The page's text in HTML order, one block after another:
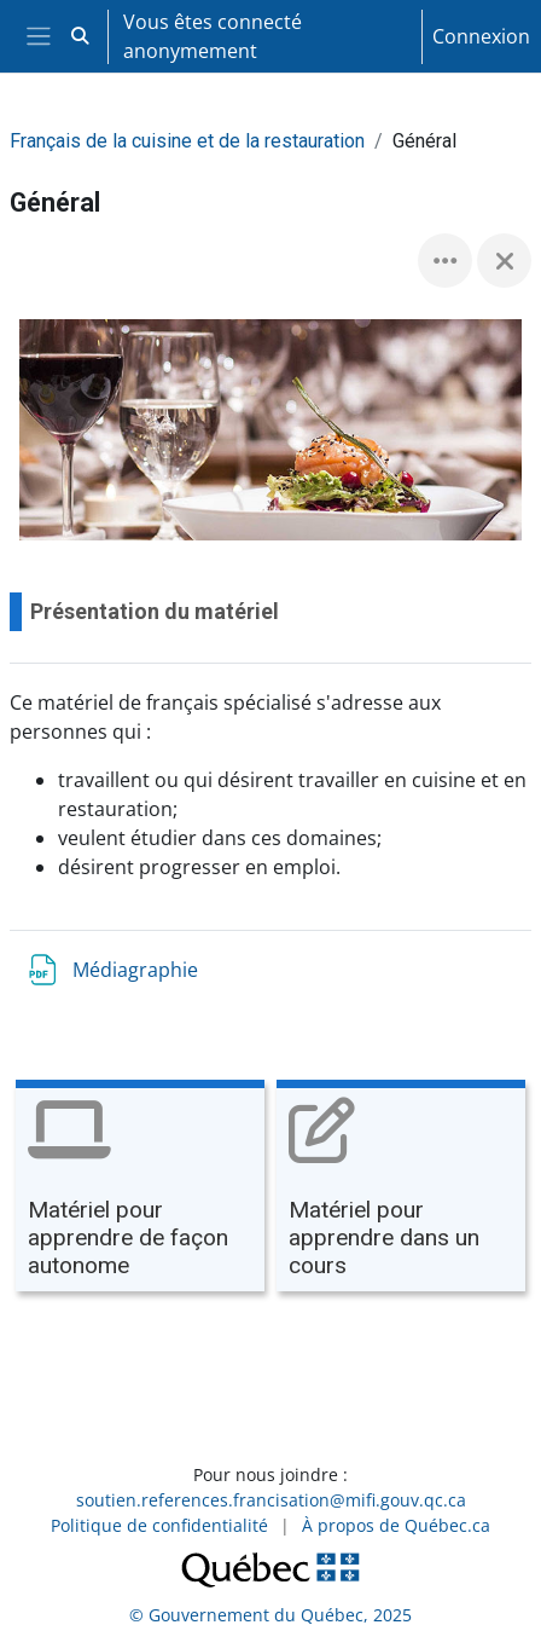
Passer au contenu principal
Panneau latéral
Activer/désactiver la saisie de recherche
Vous êtes connecté
anonymement
Connexion
Français de la cuisine et de la restauration Général
Général
Présentation du matériel
Ce matériel de français spécialisé s'adresse aux
personnes qui :
travaillent ou qui désirent travailler en cuisine et en
restauration;
veulent étudier dans ces domaines;
désirent progresser en emploi.
Médiagraphie
Matériel pour
apprendre de façon
autonome
Matériel pour
apprendre dans un
cours
Pour nous joindre :
soutien.references.francisation@mifi.gouv.qc.ca
Politique de confidentialité
| À propos de Québec.ca
© Gouvernement du Québec, 2025